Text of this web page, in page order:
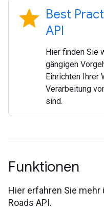
star Best
API
Hier finden Sie
gängigen
Einrichten Ihrer
Verarbeitung
sind.
Funktionen
Hier erfahren Sie
Roads API.